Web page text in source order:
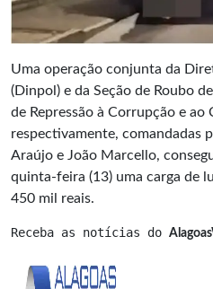
Uma operação conjunta da
(Dinpol) e da Seção de Roubo
de Repressão à Corrupção e ao
respectivamente, comandadas
Araújo e João Marcello,
quinta-feira (13) uma carga de
450 mil reais.
Receba as notícias do